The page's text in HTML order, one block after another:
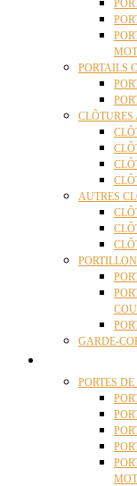
PORTAILS
AUTRES
GARDE-
PORTES